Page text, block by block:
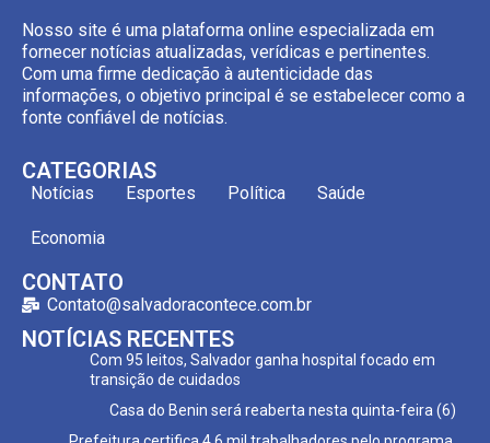
Nosso site é uma plataforma online especializada em
fornecer notícias atualizadas, verídicas e pertinentes.
Com uma firme dedicação à autenticidade das
informações, o objetivo principal é se estabelecer como a
fonte confiável de notícias.
CATEGORIAS
Notícias Esportes Política Saúde
Economia
CONTATO
Contato@salvadoracontece.com.br
NOTÍCIAS RECENTES
Com 95 leitos, Salvador ganha hospital focado em
transição de cuidados
Casa do Benin será reaberta nesta quinta-feira (6)